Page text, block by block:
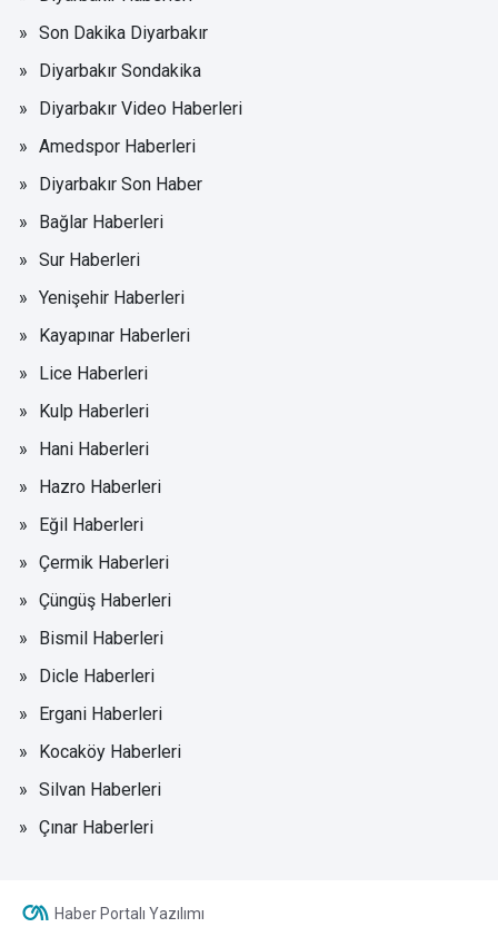
Son Dakika Diyarbakır
Diyarbakır Sondakika
Diyarbakır Video Haberleri
Amedspor Haberleri
Diyarbakır Son Haber
Bağlar Haberleri
Sur Haberleri
Yenişehir Haberleri
Kayapınar Haberleri
Lice Haberleri
Kulp Haberleri
Hani Haberleri
Hazro Haberleri
Eğil Haberleri
Çermik Haberleri
Çüngüş Haberleri
Bismil Haberleri
Dicle Haberleri
Ergani Haberleri
Kocaköy Haberleri
Silvan Haberleri
Çınar Haberleri
Haber Portalı Yazılımı